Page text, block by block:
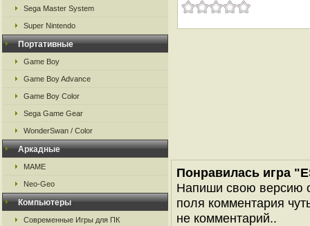
Sega Master System
Super Nintendo
Портативные
Game Boy
Game Boy Advance
Game Boy Color
Sega Game Gear
WonderSwan / Color
Аркадные
MAME
Neo-Geo
Компьютеры
Современные Игры для ПК
Понравилась игра
Напиши свою версию
поля комментария
не комментарий..